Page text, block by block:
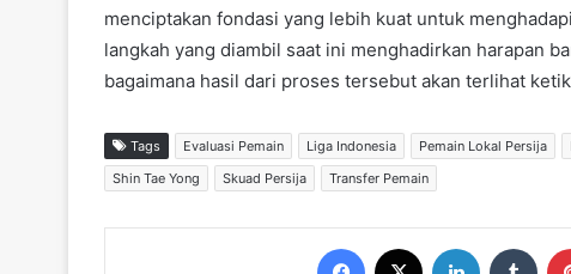
menciptakan fondasi yang lebih kuat untuk
langkah yang diambil saat ini menghadirkan harapan
bagaimana hasil dari proses tersebut akan terlihat
Tags Evaluasi Pemain Liga Indonesia Pemain Lokal Persija
Shin Tae Yong
Skuad Persija Transfer Pemain